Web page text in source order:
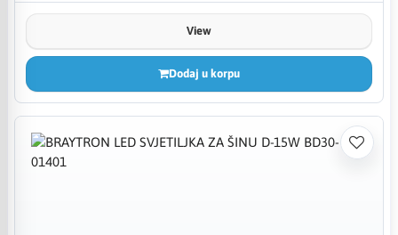
View
Dodaj u korpu